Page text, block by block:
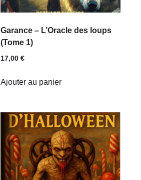
Garance – L’Oracle des loups
(Tome 1)
17,00 €
Ajouter au panier